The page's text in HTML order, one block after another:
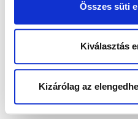
Összes süti
Kiválasztás
Kizárólag az